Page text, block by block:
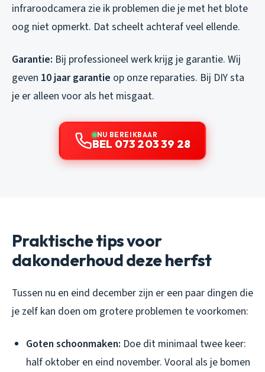
infraroodcamera zie ik problemen die je met het blote
oog niet opmerkt. Dat scheelt achteraf veel ellende.
Garantie: Bij professioneel werk krijg je garantie. Wij
geven 10 jaar garantie op onze reparaties. Bij DIY sta
je er alleen voor als het misgaat.
NU BEREIKBAAR
BEL 073 203 39 28
Praktische tips voor
dakonderhoud deze herfst
Tussen nu en eind december zijn er een paar dingen die
je zelf kan doen om grotere problemen te voorkomen:
Goten schoonmaken: Doe dit minimaal twee keer:
half oktober en eind november. Vooral als je bomen